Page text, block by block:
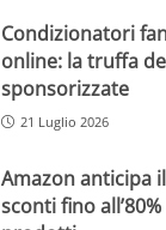
Condizionatori
online: la truffa
sponsorizzate
21 Luglio 2026
Amazon anticipa
sconti fino